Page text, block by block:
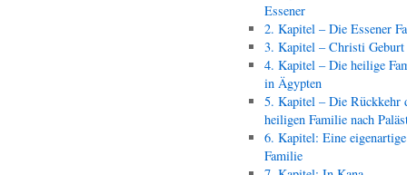
Essener
2. Kapitel – Die Essener
3. Kapitel – Christi Geburt
4. Kapitel – Die heilige
in Ägypten
5. Kapitel – Die Rückkehr
heiligen Familie nach
6. Kapitel: Eine eigenartige
Familie